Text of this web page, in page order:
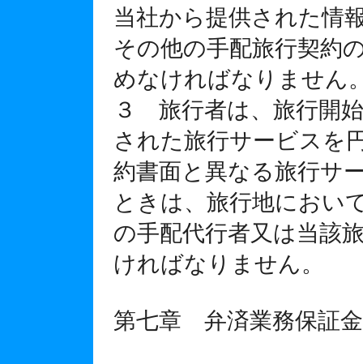
当社から提供された情
その他の手配旅行契約
めなければなりません
３ 旅行者は、旅行開
された旅行サービスを
約書面と異なる旅行サ
ときは、旅行地におい
の手配代行者又は当該
ければなりません。
第七章 弁済業務保証金